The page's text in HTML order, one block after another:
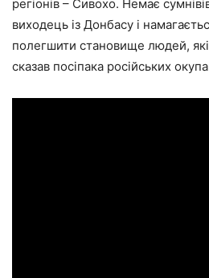
регіонів – Сивохо. Немає
виходець із Донбасу і
полегшити становище людей,
сказав посіпака російських